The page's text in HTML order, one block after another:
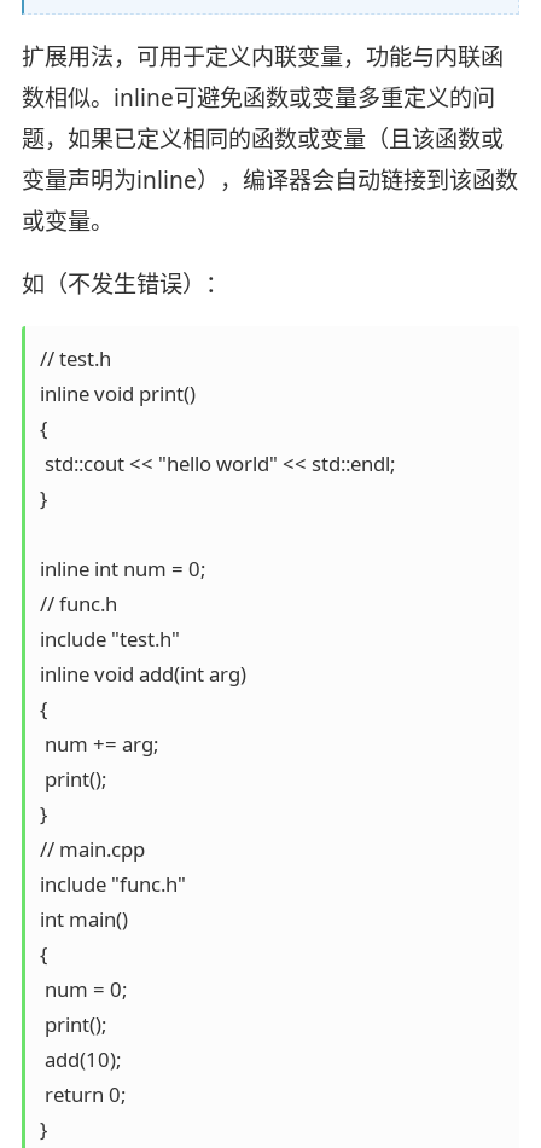
扩展用法，可用于定义内联变量，功能与内联函
数相似。inline可避免函数或变量多重定义的问
题，如果已定义相同的函数或变量（且该函数或
变量声明为inline），编译器会自动链接到该函数
或变量。
如（不发生错误）：
// test.h
inline void print()
{
std::cout << "hello world" << std::endl;
}
inline int num = 0;
// func.h
include "test.h"
inline void add(int arg)
{
num += arg;
print();
}
// main.cpp
include "func.h"
int main()
{
num = 0;
print();
add(10);
return 0;
}